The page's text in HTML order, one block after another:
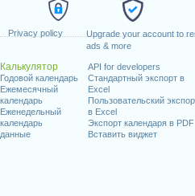
Privacy policy
Upgrade your account to
ads & more
Калькулятор
Годовой календарь
Ежемесячный
календарь
Еженедельный
календарь
данные
API for developers
Стандартный экспорт в
Excel
Пользовательский
в Excel
Экспорт календаря в PDF
Вставить виджет